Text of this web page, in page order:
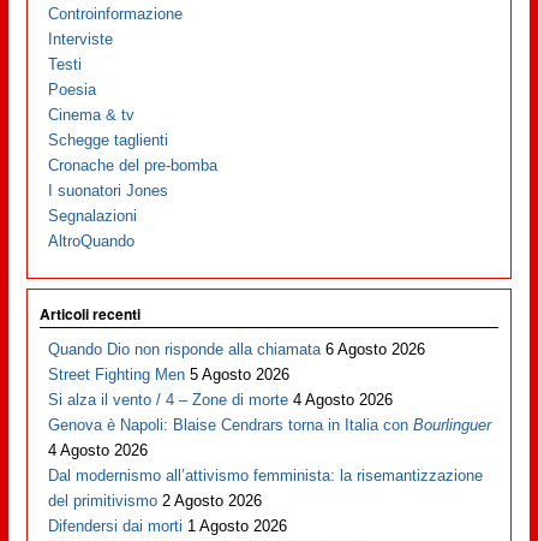
Controinformazione
Interviste
Testi
Poesia
Cinema & tv
Schegge taglienti
Cronache del pre-bomba
I suonatori Jones
Segnalazioni
AltroQuando
Articoli recenti
Quando Dio non risponde alla chiamata 6 Agosto 2026
Street Fighting Men 5 Agosto 2026
Si alza il vento / 4 – Zone di morte 4 Agosto 2026
Genova è Napoli: Blaise Cendrars torna in Italia conBourlinguer
4 Agosto 2026
Dal modernismo all’attivismo femminista: la risemantizzazione
del primitivismo 2 Agosto 2026
Difendersi dai morti 1 Agosto 2026